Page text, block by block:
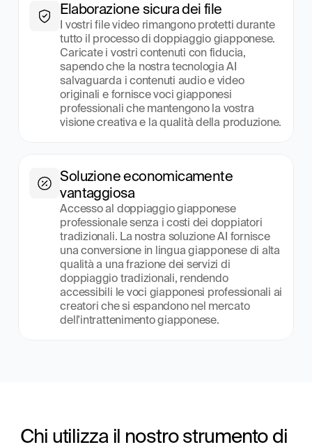
Elaborazione sicura dei file
I vostri file video rimangono protetti durante
tutto il processo di doppiaggio giapponese.
Caricate i vostri contenuti con fiducia,
sapendo che la nostra tecnologia AI
salvaguarda i contenuti audio e video
originali e fornisce voci giapponesi
professionali che mantengono la vostra
visione creativa e la qualità della produzione.
Soluzione economicamente
vantaggiosa
Accesso al doppiaggio giapponese
professionale senza i costi dei doppiatori
tradizionali. La nostra soluzione AI fornisce
una conversione in lingua giapponese di alta
qualità a una frazione dei servizi di
doppiaggio tradizionali, rendendo
accessibili le voci giapponesi professionali ai
creatori che si espandono nel mercato
dell'intrattenimento giapponese.
Chi utilizza il nostro strumento di